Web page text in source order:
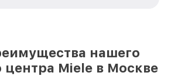
нашего
центра Miele в Москве